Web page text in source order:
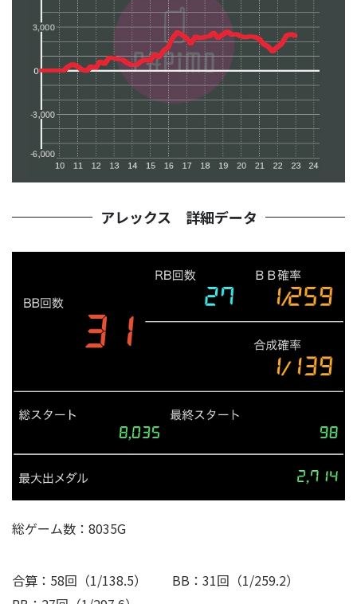
アレックス 詳細データ
総ゲーム数：8035G
合算：58回（1/138.5） BB：31回（1/259.2）